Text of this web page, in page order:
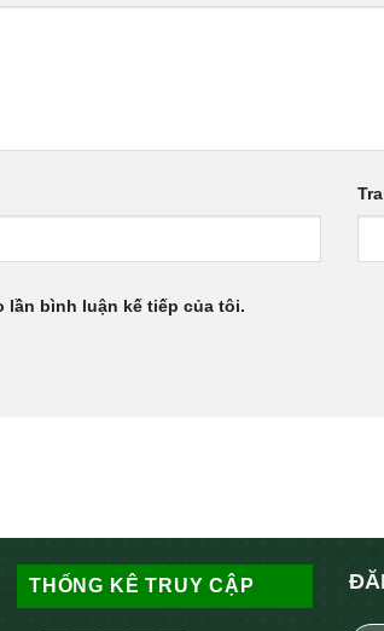
lần bình luận kế tiếp của tôi.
THỐNG KÊ TRUY CẬP